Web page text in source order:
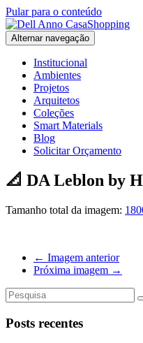
Pular para o conteúdo
Alternar navegação
Institucional
Ambientes
Projetos
Arquitetos
Coleções
Smart Materials
Blog
Solicitar Orçamento
📐 DA Leblon by
Tamanho total da imagem:
← Imagem anterior
Próxima imagem →
Posts recentes